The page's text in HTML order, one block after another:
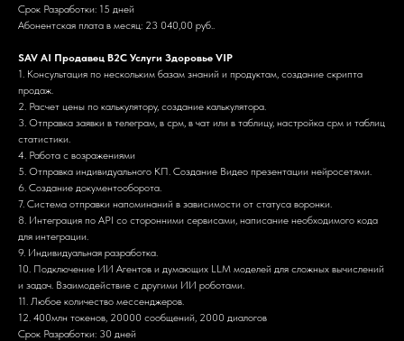
Срок Разработки: 15 дней
Абонентская плата в месяц: 23 040,00 руб..
SAV AI Продавец B2C Услуги Здоровье VIP
1. Консультация по нескольким базам знаний и продуктам, создание скрипта
продаж.
2. Расчет цены по калькулятору, создание калькулятора.
3. Отправка заявки в телеграм, в срм, в чат или в таблицу, настройка срм и таблиц
статистики.
4. Работа с возражениями
5. Отправка индивидуального КП. Создание Видео презентации нейросетями.
6. Создание документооборота.
7. Система отправки напоминаний в зависимости от статуса воронки.
8. Интеграция по API со сторонними сервисами, написание необходимого кода
для интеграции.
9. Индивидуальная разработка.
10. Подключение ИИ Агентов и думающих LLM моделей для сложных вычислений
и задач. Взаимодействие с другими ИИ роботами.
11. Любое количество мессенджеров.
12. 400млн токенов, 20000 сообщений, 2000 диалогов
Срок Разработки: 30 дней